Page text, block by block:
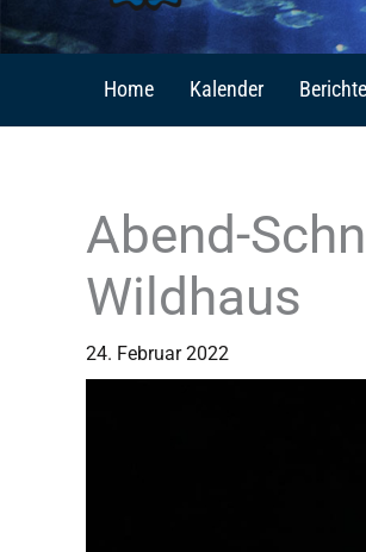
Home Kalender Berichte
Abend-
Wildhaus
24. Februar 2022